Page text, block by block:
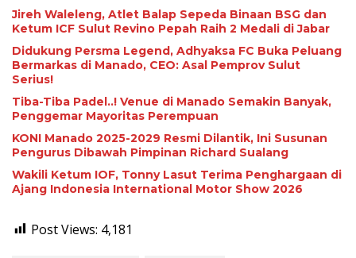
Jireh Waleleng, Atlet Balap Sepeda Binaan BSG dan
Ketum ICF Sulut Revino Pepah Raih 2 Medali di Jabar
Didukung Persma Legend, Adhyaksa FC Buka Peluang
Bermarkas di Manado, CEO: Asal Pemprov Sulut
Serius!
Tiba-Tiba Padel..! Venue di Manado Semakin Banyak,
Penggemar Mayoritas Perempuan
KONI Manado 2025-2029 Resmi Dilantik, Ini Susunan
Pengurus Dibawah Pimpinan Richard Sualang
Wakili Ketum IOF, Tonny Lasut Terima Penghargaan di
Ajang Indonesia International Motor Show 2026
Post Views: 4,181